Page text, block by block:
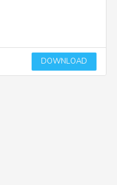
DOWNLOAD